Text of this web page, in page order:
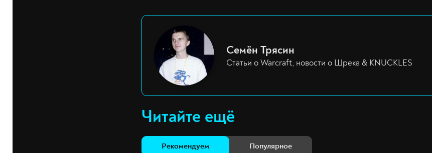
Семён Трясин
Статьи о Warcraft, новости о Шреке & KNUCKLES
Читайте ещё
Рекомендуем Популярное